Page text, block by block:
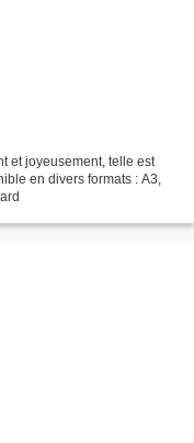
et joyeusement, telle est
en divers formats : A3,